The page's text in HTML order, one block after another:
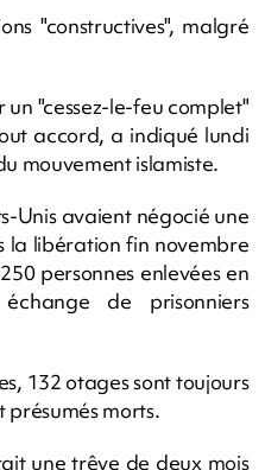
"constructives", malgré
"cessez-le-feu complet"
accord, a indiqué lundi
mouvement islamiste.
Unis avaient négocié une
la libération fin novembre
personnes enlevées en
de prisonniers
132 otages sont toujours
présumés morts.
une trêve de deux mois